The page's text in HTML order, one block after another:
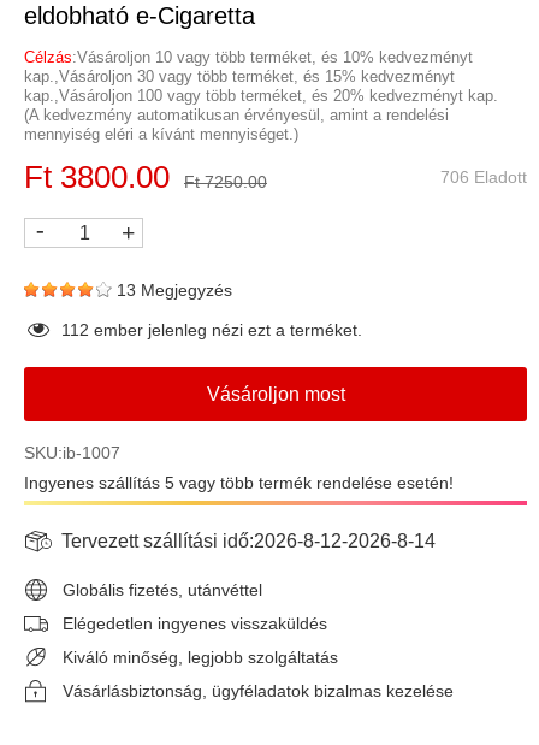
eldobható e-Cigaretta
Célzás:Vásároljon 10 vagy több terméket, és 10% kedvezményt
kap.,Vásároljon 30 vagy több terméket, és 15% kedvezményt
kap.,Vásároljon 100 vagy több terméket, és 20% kedvezményt kap.
(A kedvezmény automatikusan érvényesül, amint a rendelési
mennyiség eléri a kívánt mennyiséget.)
Ft 3800.00 Ft 7250.00 706 Eladott
- +
13 Megjegyzés
112 ember jelenleg nézi ezt a terméket.
Vásároljon most
SKU:ib-1007
Ingyenes szállítás 5 vagy több termék rendelése esetén!
Tervezett szállítási idő:2026-8-12-2026-8-14
Globális fizetés, utánvéttel
Elégedetlen ingyenes visszaküldés
Kiváló minőség, legjobb szolgáltatás
Vásárlásbiztonság, ügyféladatok bizalmas kezelése